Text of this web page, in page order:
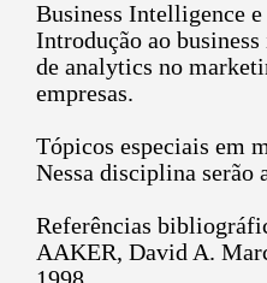
Business Intelligence
Introdução ao
de analytics no
empresas.
Tópicos especiais em
Nessa disciplina serão
Referências
AAKER, David A.